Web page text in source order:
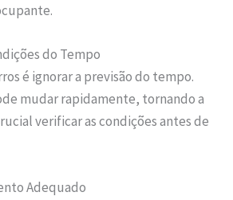
do Tempo
é ignorar a previsão do tempo.
mudar rapidamente, tornando a
verificar as condições antes de
Adequado